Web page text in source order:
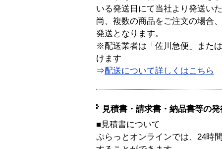
いる発送日にて当社より発送い
尚、複数の商品をご注文の場合
発送となります。
※配送業者は「佐川急便」また
けます
⇒配送について詳しくはこちら
見積書・請求書・納品書等の
■見積書について
ぷらっとオンラインでは、24時